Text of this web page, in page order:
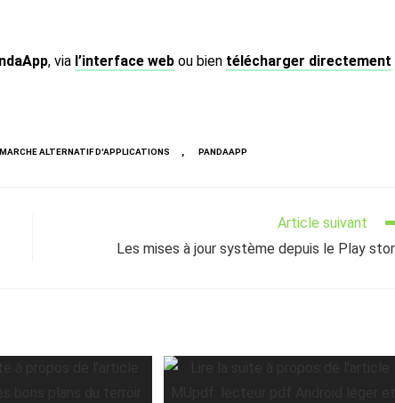
, via l’interface web ou bien télécharger directement
MARCHE ALTERNATIF D'APPLICATIONS , PANDAAPP
Article suivant
Les mises à jour système depuis le Play